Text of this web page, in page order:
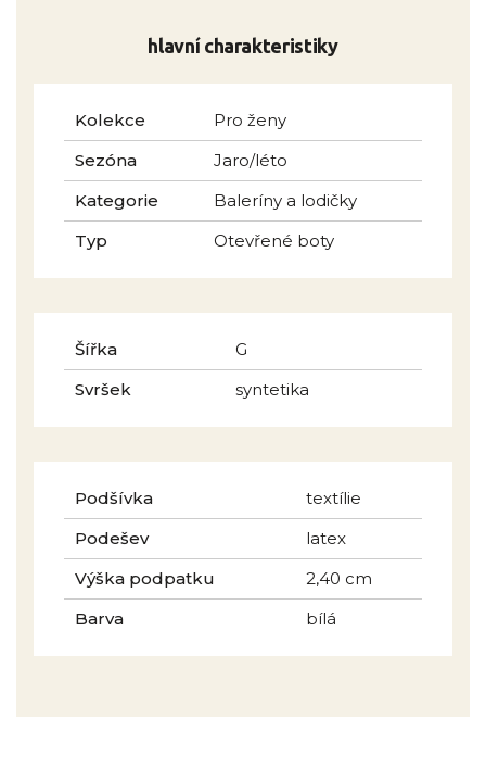
hlavní charakteristiky
Kolekce
Pro ženy
Sezóna
Jaro/léto
Kategorie
Baleríny a lodičky
Typ
Otevřené boty
Šířka
G
Svršek
syntetika
Podšívka
textílie
Podešev
latex
Výška podpatku
2,40 cm
Barva
bílá